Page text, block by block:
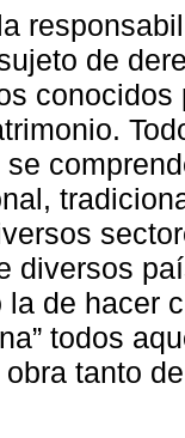
de
diversos
de hacer
todos
tanto